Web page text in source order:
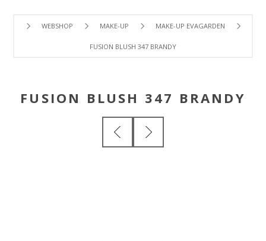
WEBSHOP MAKE-UP MAKE-UP EVAGARDEN
FUSION BLUSH 347 BRANDY
FUSION BLUSH 347 BRANDY